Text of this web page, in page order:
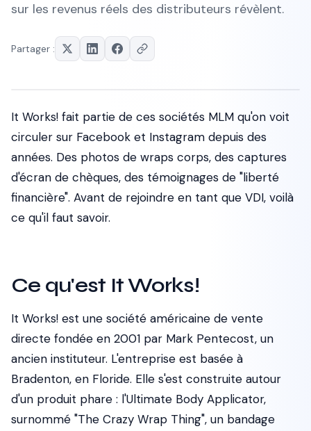
sur les revenus réels des distributeurs révèlent.
Partager :
It Works! fait partie de ces sociétés MLM qu'on voit
circuler sur Facebook et Instagram depuis des
années. Des photos de wraps corps, des captures
d'écran de chèques, des témoignages de "liberté
financière". Avant de rejoindre en tant que VDI, voilà
ce qu'il faut savoir.
Ce qu'est It Works!
It Works! est une société américaine de vente
directe fondée en 2001 par Mark Pentecost, un
ancien instituteur. L'entreprise est basée à
Bradenton, en Floride. Elle s'est construite autour
d'un produit phare : l'Ultimate Body Applicator,
surnommé "The Crazy Wrap Thing", un bandage